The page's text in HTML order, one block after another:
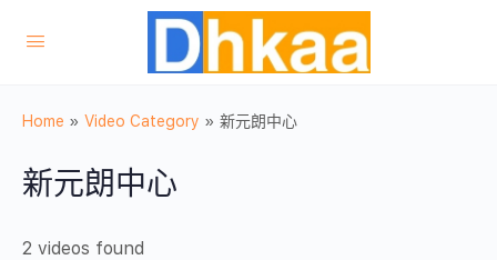
Home » Video Category » 新元朗中心
新元朗中心
2 videos found